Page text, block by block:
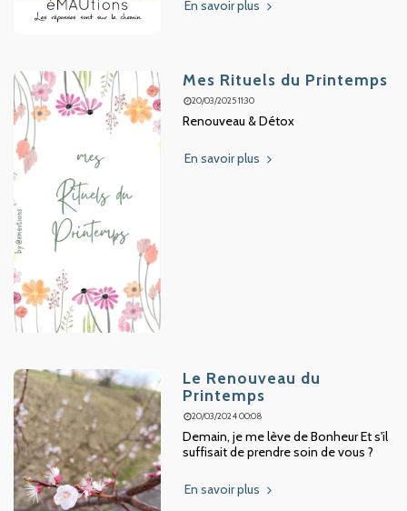
En savoir plus
Mes Rituels du Printemps
20/03/2025 11:30
Renouveau & Détox
En savoir plus
Le Renouveau du
Printemps
20/03/2024 00:08
Demain, je me lève de Bonheur Et s'il
suffisait de prendre soin de vous ?
En savoir plus